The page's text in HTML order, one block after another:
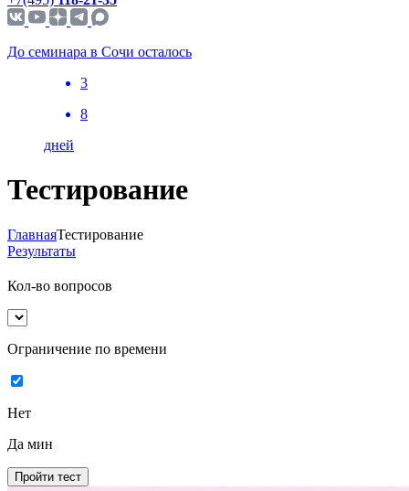
До семинара в Сочи осталось
3
8
дней
Тестирование
ГлавнаяТестирование
Результаты
Кол-во вопросов
Ограничение по времени
Нет
Да мин
Пройти тест